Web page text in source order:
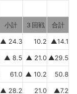
小計 ３回戦 合計
▲ 24.3 10.2 ▲14.1
▲ 8.5 ▲ 21.0 ▲29.5
61.0 ▲ 10.2 50.8
▲ 28.2 21.0 ▲7.2